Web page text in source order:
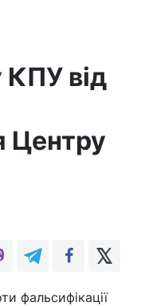
КПУ від
Центру
фальсифікації